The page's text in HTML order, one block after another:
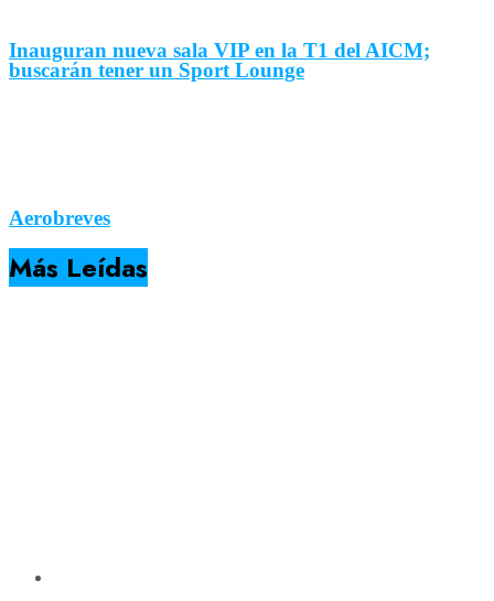
Inauguran nueva sala VIP en la T1 del AICM;
buscarán tener un Sport Lounge
Aerobreves
Más Leídas